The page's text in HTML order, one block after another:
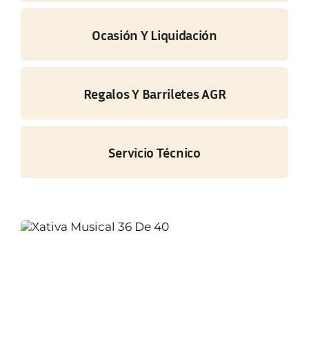
Ocasión Y Liquidación
Regalos Y Barriletes AGR
Servicio Técnico